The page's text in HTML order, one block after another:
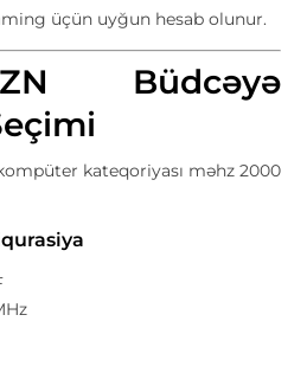
üçün uyğun hesab olunur.
Büdcəyə
kateqoriyası məhz 2000